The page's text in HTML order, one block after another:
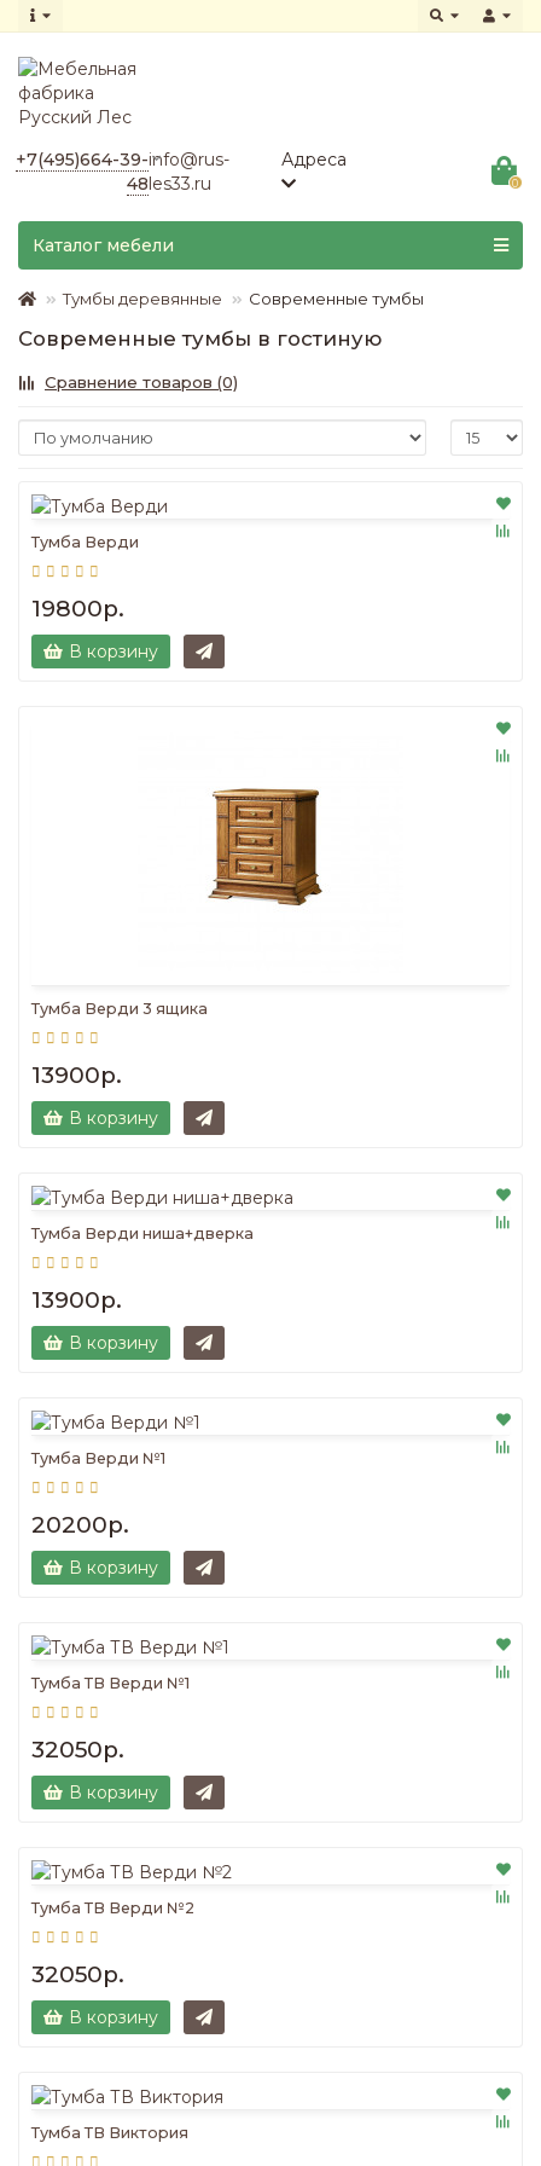
+7(495)664-39-
48
info@rus-
les33.ru
Адреса
0
Каталог мебели
Тумбы деревянные Современные тумбы
Современные тумбы в гостиную
Сравнение товаров (0)
Тумба Верди
19800р.
В корзину
Тумба Верди 3 ящика
13900р.
В корзину
Тумба Верди ниша+дверка
13900р.
В корзину
Тумба Верди №1
20200р.
В корзину
Тумба ТВ Верди №1
32050р.
В корзину
Тумба ТВ Верди №2
32050р.
В корзину
Тумба ТВ Виктория